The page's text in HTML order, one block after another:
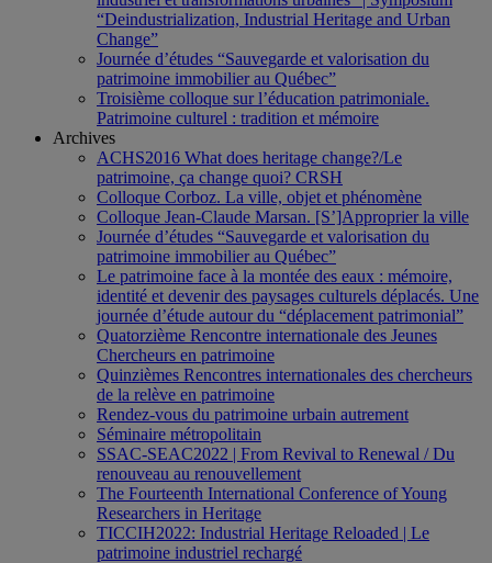
“Deindustrialization, Industrial Heritage and Urban
Change”
Journée d’études “Sauvegarde et valorisation du
patrimoine immobilier au Québec”
Troisième colloque sur l’éducation patrimoniale.
Patrimoine culturel : tradition et mémoire
Archives
ACHS2016 What does heritage change?/Le
patrimoine, ça change quoi? CRSH
Colloque Corboz. La ville, objet et phénomène
Colloque Jean-Claude Marsan. [S’]Approprier la ville
Journée d’études “Sauvegarde et valorisation du
patrimoine immobilier au Québec”
Le patrimoine face à la montée des eaux : mémoire,
identité et devenir des paysages culturels déplacés. Une
journée d’étude autour du “déplacement patrimonial”
Quatorzième Rencontre internationale des Jeunes
Chercheurs en patrimoine
Quinzièmes Rencontres internationales des chercheurs
de la relève en patrimoine
Rendez-vous du patrimoine urbain autrement
Séminaire métropolitain
SSAC-SEAC2022 | From Revival to Renewal / Du
renouveau au renouvellement
The Fourteenth International Conference of Young
Researchers in Heritage
TICCIH2022: Industrial Heritage Reloaded | Le
patrimoine industriel rechargé